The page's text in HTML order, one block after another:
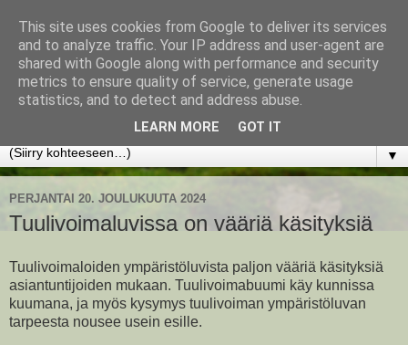
www.jyrkikokko.fi
Uusi Suunta - Jokainen hetki tarjoaa tilaisuuden muuttaa
▼
PERJANTAI 20. JOULUKUUTA 2024
Tuulivoimaluvissa on vääriä käsityksiä
Tuulivoimaloiden ympäristöluvista paljon vääriä käsityksiä
asiantuntijoiden mukaan. Tuulivoimabuumi käy kunnissa
kuumana, ja myös kysymys tuulivoiman ympäristöluvan
tarpeesta nousee usein esille.
This site uses cookies from Google to deliver its services
and to analyze traffic. Your IP address and user-agent are
shared with Google along with performance and security
metrics to ensure quality of service, generate usage
statistics, and to detect and address abuse.
LEARN MORE GOT IT